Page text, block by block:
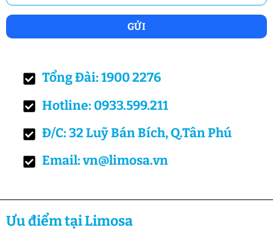
Tổng Đài: 1900 2276
Hotline: 0933.599.211
Đ/C: 32 Luỹ Bán Bích, Q.Tân Phú
Email: vn@limosa.vn
Ưu điểm tại Limosa